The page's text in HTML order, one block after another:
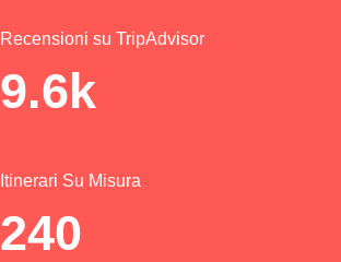
Recensioni su TripAdvisor
9.6k
Itinerari Su Misura
240